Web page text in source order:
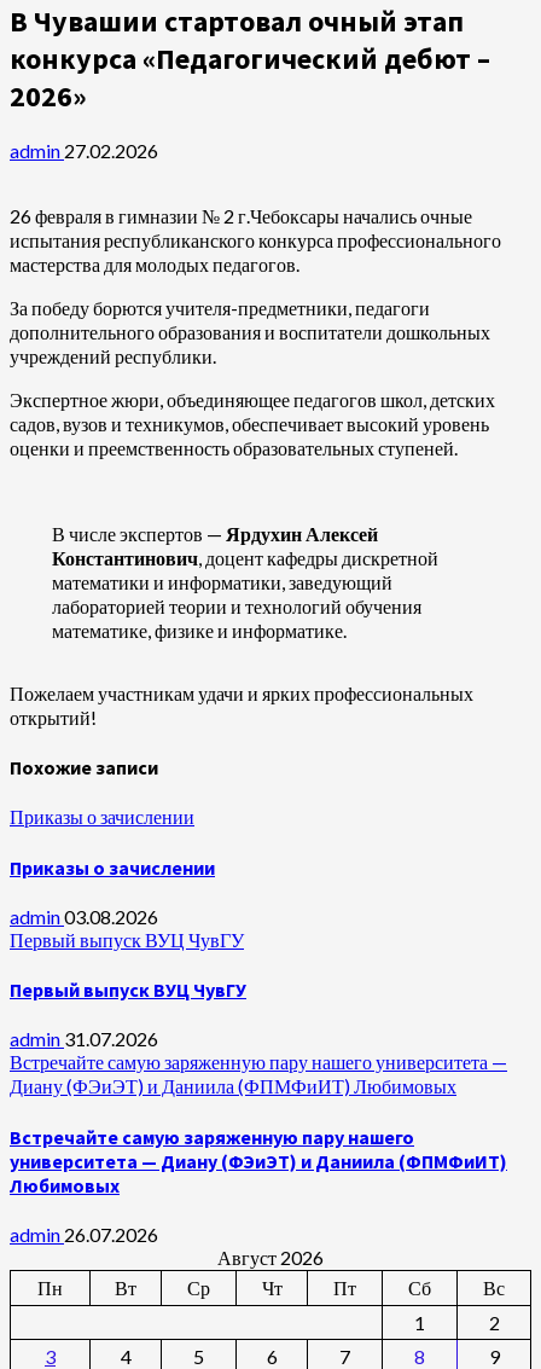
В Чувашии стартовал очный этап
конкурса «Педагогический дебют –
2026»
admin 27.02.2026
26 февраля в гимназии № 2 г.Чебоксары начались очные
испытания республиканского конкурса профессионального
мастерства для молодых педагогов.
За победу борются учителя-предметники, педагоги
дополнительного образования и воспитатели дошкольных
учреждений республики.
Экспертное жюри, объединяющее педагогов школ, детских
садов, вузов и техникумов, обеспечивает высокий уровень
оценки и преемственность образовательных ступеней.
В числе экспертов — Ярдухин Алексей
Константинович, доцент кафедры дискретной
математики и информатики, заведующий
лабораторией теории и технологий обучения
математике, физике и информатике.
Пожелаем участникам удачи и ярких профессиональных
открытий!
Похожие записи
Приказы о зачислении
Приказы о зачислении
admin03.08.2026
Первый выпуск ВУЦ ЧувГУ
Первый выпуск ВУЦ ЧувГУ
admin 31.07.2026
Встречайте самую заряженную пару нашего университета —
Диану (ФЭиЭТ) и Даниила (ФПМФиИТ) Любимовых
Встречайте самую заряженную пару нашего
университета — Диану (ФЭиЭТ) и Даниила (ФПМФиИТ)
Любимовых
admin 26.07.2026
Август 2026
Пн
Вт Ср Чт Пт Сб
Вс
1
2
3
4 5 6 7 8
9